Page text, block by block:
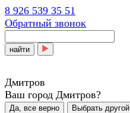
8 926 539 35 51
Обратный звонок
найти
Дмитров
Ваш город Дмитров?
Да, все верно Выбрать другой